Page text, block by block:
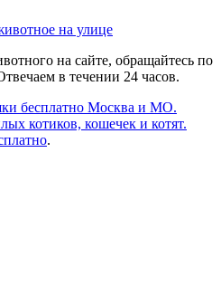
на улице
на сайте, обращайтесь по
в течении 24 часов.
бесплатно Москва и МО.
котиков, кошечек и котят.
.